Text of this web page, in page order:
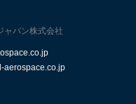
ャパン株式会社
aerospace.co.jp